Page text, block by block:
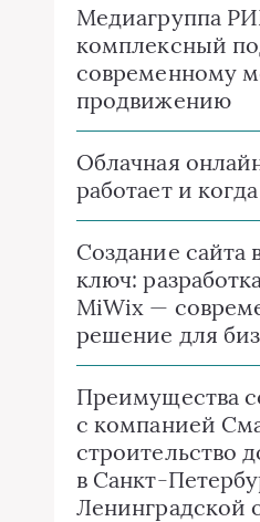
Медиагруппа
комплексный
современному
продвижению
Облачная
работает и
Создание сайта
ключ:
MiWix —
решение для
Преимущества
с компанией
строительство
в Санкт-
Ленинградской